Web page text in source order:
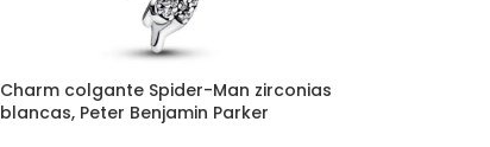
Charm colgante Spider-Man zirconias
blancas, Peter Benjamin Parker